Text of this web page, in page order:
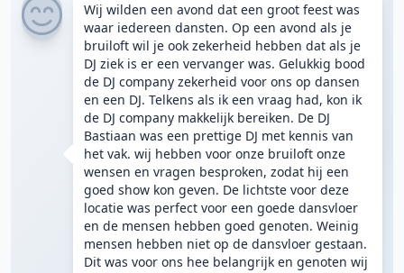
Wij wilden een avond dat een groot feest was
waar iedereen dansten. Op een avond als je
bruiloft wil je ook zekerheid hebben dat als je
DJ ziek is er een vervanger was. Gelukkig bood
de DJ company zekerheid voor ons op dansen
en een DJ. Telkens als ik een vraag had, kon ik
de DJ company makkelijk bereiken. De DJ
Bastiaan was een prettige DJ met kennis van
het vak. wij hebben voor onze bruiloft onze
wensen en vragen besproken, zodat hij een
goed show kon geven. De lichtste voor deze
locatie was perfect voor een goede dansvloer
en de mensen hebben goed genoten. Weinig
mensen hebben niet op de dansvloer gestaan.
Dit was voor ons hee belangrijk en genoten wij